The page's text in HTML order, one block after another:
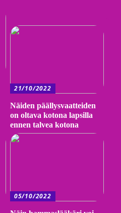
21/10/2022
Näiden päällysvaatteiden
on oltava kotona lapsilla
ennen talvea kotona
05/10/2022